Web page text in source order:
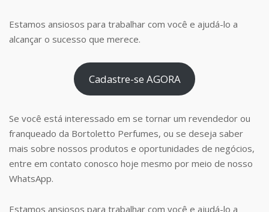
Estamos ansiosos para trabalhar com você e ajudá-lo a
alcançar o sucesso que merece.
Cadastre-se AGORA
Se você está interessado em se tornar um revendedor ou
franqueado da Bortoletto Perfumes, ou se deseja saber
mais sobre nossos produtos e oportunidades de negócios,
entre em contato conosco hoje mesmo por meio de nosso
WhatsApp.
Estamos ansiosos para trabalhar com você e ajudá-lo a